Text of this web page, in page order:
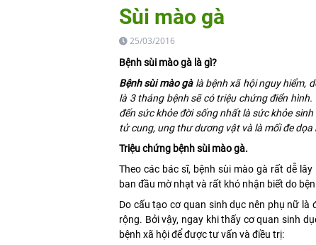
Sùi mào gà
25/03/2016
Bệnh sùi mào gà là gì?
Bệnh sùi mào gàlà bệnh xã hội nguy hiểm,
là 3 tháng bệnh sẽ có triệu chứng điển
đến sức khỏe đời sống nhất là sức khỏe
tử cung, ung thư dương vật và là mối đe
Triệu chứng bệnh sùi mào gà.
Theo các bác sĩ, bệnh sùi mào gà rất dễ
ban đầu mờ nhạt và rất khó nhận biết do
Do cấu tạo cơ quan sinh dục nên phụ nữ
rộng. Bởi vậy, ngay khi thấy cơ quan sinh
bệnh xã hội để được tư vấn và điều trị: